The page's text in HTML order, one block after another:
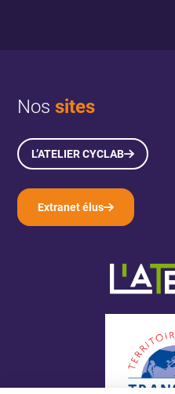
Nossites
L’ATELIER CYCLAB
Extranet élus